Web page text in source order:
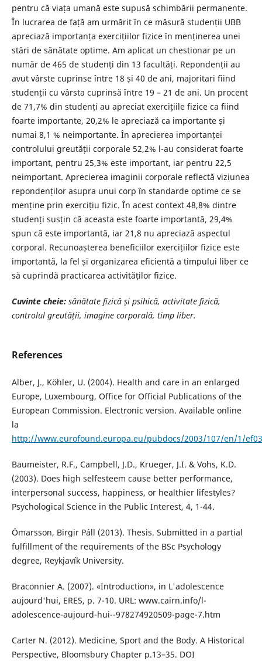
pentru că viața umană este supusă schimbării permanente.
În lucrarea de față am urmărit în ce măsură studenții UBB
apreciază importanța exercițiilor fizice în menținerea unei
stări de sănătate optime. Am aplicat un chestionar pe un
număr de 465 de studenți din 13 facultăți. Repondenții au
avut vârste cuprinse între 18 și 40 de ani, majoritari fiind
studenții cu vârsta cuprinsă între 19 – 21 de ani. Un procent
de 71,7% din studenți au apreciat exercițiile fizice ca fiind
foarte importante, 20,2% le apreciază ca importante și
numai 8,1 % neimportante. În aprecierea importanței
controlului greutății corporale 52,2% l-au considerat foarte
important, pentru 25,3% este important, iar pentru 22,5
neimportant. Aprecierea imaginii corporale reflectă viziunea
repondenților asupra unui corp în standarde optime ce se
menține prin exercițiu fizic. În acest context 48,8% dintre
studenți susțin că aceasta este foarte importantă, 29,4%
spun că este importantă, iar 21,8 nu apreciază aspectul
corporal. Recunoașterea beneficiilor exercițiilor fizice este
importantă, la fel și organizarea eficientă a timpului liber ce
să cuprindă practicarea activităților fizice.
Cuvinte cheie:sănătate fizică și psihică, activitate fizică,
controlul greutății, imagine corporală, timp liber.
References
Alber, J., Köhler, U. (2004). Health and care in an enlarged
Europe, Luxembourg, Office for Official Publications of the
European Commission. Electronic version. Available online
la
http://www.eurofound.europa.eu/pubdocs/2003/107/en/1/
Baumeister, R.F., Campbell, J.D., Krueger, J.I. & Vohs, K.D.
(2003). Does high selfesteem cause better performance,
interpersonal success, happiness, or healthier lifestyles?
Psychological Science in the Public Interest, 4, 1-44.
Ómarsson, Birgir Páll (2013). Thesis. Submitted in a partial
fulfillment of the requirements of the BSc Psychology
degree, Reykjavík University.
Braconnier A. (2007). «Introduction», in L'adolescence
aujourd'hui, ERES, p. 7-10. URL: www.cairn.info/l-
adolescence-aujourd-hui--978274920509-page-7.htm
Carter N. (2012). Medicine, Sport and the Body. A Historical
Perspective, Bloomsbury Chapter p.13–35. DOI